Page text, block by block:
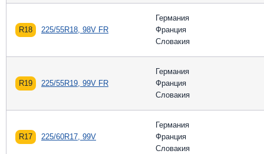
R18 225/55R18, 98V FR
Германия
Франция
Словакия
R19 225/55R19, 99V FR
Германия
Франция
Словакия
R17 225/60R17, 99V
Германия
Франция
Словакия